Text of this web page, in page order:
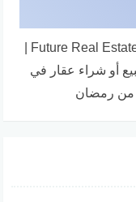
أو شراء عقار في
من رمضان